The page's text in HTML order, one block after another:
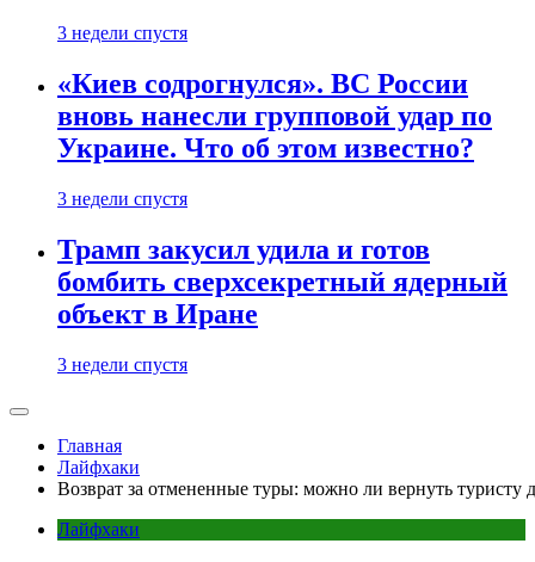
3 недели спустя
«Киев содрогнулся». ВС России
вновь нанесли групповой удар по
Украине. Что об этом известно?
3 недели спустя
Трамп закусил удила и готов
бомбить сверхсекретный ядерный
объект в Иране
3 недели спустя
Главная
Лайфхаки
Возврат за отмененные туры: можно ли вернуть туристу
Лайфхаки